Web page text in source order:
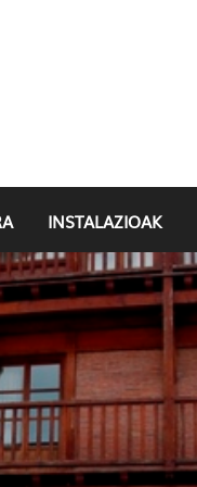
INSTALAZIOAK